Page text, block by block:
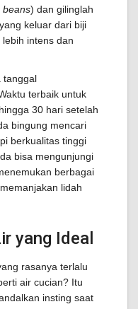
beans) dan gilinglah
keluar dari biji
intens dan
tanggal
terbaik untuk
30 hari setelah
bingung mencari
berkualitas tinggi
bisa mengunjungi
berbagai
lidah
yang Ideal
rasanya terlalu
air cucian? Itu
insting saat